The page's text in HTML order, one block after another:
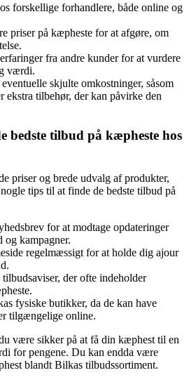
forskellige forhandlere, både online og
priser på kæpheste for at afgøre, om
fra andre kunder for at vurdere
værdi.
skjulte omkostninger, såsom
ekstra tilbehør, der kan påvirke den
bedste tilbud på kæpheste hos
priser og brede udvalg af produkter,
tips til at finde de bedste tilbud på
for at modtage opdateringer
og kampagner.
regelmæssigt for at holde dig ajour
der ofte indeholder
fysiske butikker, da de kan have
tilgængelige online.
være sikker på at få din kæphest til en
for pengene. Du kan endda være
blandt Bilkas tilbudssortiment.